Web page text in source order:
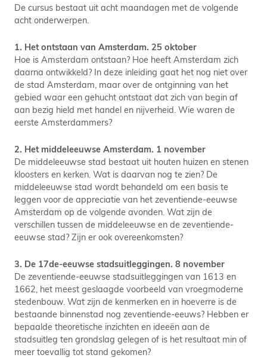
De cursus bestaat uit acht maandagen met de volgende
acht onderwerpen.
1. Het ontstaan van Amsterdam. 25 oktober
Hoe is Amsterdam ontstaan? Hoe heeft Amsterdam zich
daarna ontwikkeld? In deze inleiding gaat het nog niet over
de stad Amsterdam, maar over de ontginning van het
gebied waar een gehucht ontstaat dat zich van begin af
aan bezig hield met handel en nijverheid. Wie waren de
eerste Amsterdammers?
2. Het middeleeuwse Amsterdam. 1 november
De middeleeuwse stad bestaat uit houten huizen en stenen
kloosters en kerken. Wat is daarvan nog te zien? De
middeleeuwse stad wordt behandeld om een basis te
leggen voor de appreciatie van het zeventiende-eeuwse
Amsterdam op de volgende avonden. Wat zijn de
verschillen tussen de middeleeuwse en de zeventiende-
eeuwse stad? Zijn er ook overeenkomsten?
3. De 17de-eeuwse stadsuitleggingen. 8 november
De zeventiende-eeuwse stadsuitleggingen van 1613 en
1662, het meest geslaagde voorbeeld van vroegmoderne
stedenbouw. Wat zijn de kenmerken en in hoeverre is de
bestaande binnenstad nog zeventiende-eeuws? Hebben er
bepaalde theoretische inzichten en ideeën aan de
stadsuitleg ten grondslag gelegen of is het resultaat min of
meer toevallig tot stand gekomen?